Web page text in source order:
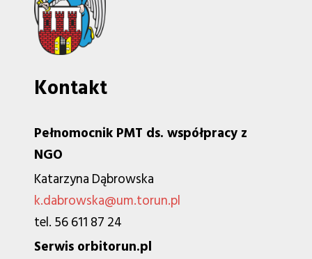
Kontakt
Pełnomocnik PMT ds. współpracy z
NGO
Katarzyna Dąbrowska
k.dabrowska@um.torun.pl
tel. 56 611 87 24
Serwis orbitorun.pl